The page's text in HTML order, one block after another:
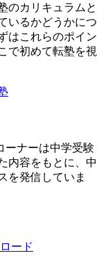
のカリキュラムと
いるかどうかにつ
はこれらのポイン
で初めて転塾を視
ーナーは中学受験
内容をもとに、中
を発信していま